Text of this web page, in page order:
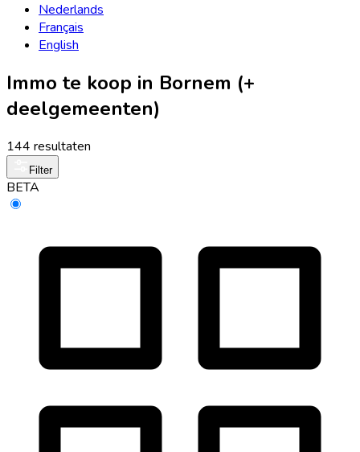
Nederlands
Français
English
Immo te koop in Bornem (+
deelgemeenten)
144 resultaten
Filter
BETA